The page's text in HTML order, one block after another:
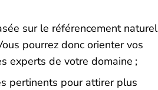
sur le référencement
pourrez donc orienter vos
experts de votre domaine ;
pertinents pour attirer plus